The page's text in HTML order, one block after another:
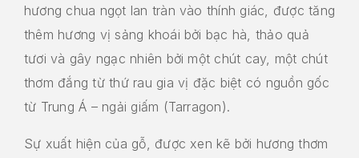
hương chua ngọt lan tràn vào thính giác, được tăng
thêm hương vị sảng khoái bởi bạc hà, thảo quả
tươi và gây ngạc nhiên bởi một chút cay, một chút
thơm đắng từ thứ rau gia vị đặc biệt có nguồn gốc
từ Trung Á – ngải giấm (Tarragon).
Sự xuất hiện của gỗ, được xen kẽ bởi hương thơm